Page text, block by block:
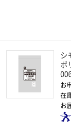
シ
ポ
お
在
お